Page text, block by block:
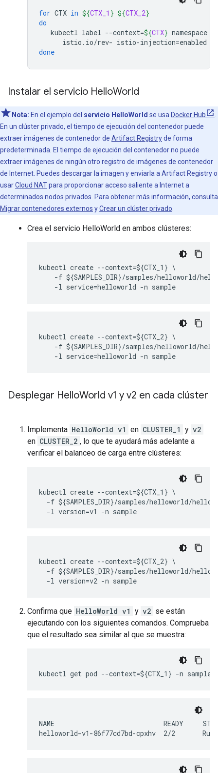
for CTX in ${CTX_1 } ${CTX_2}
do
kubectl label --context=${CTX} namespace
istio.io/rev- istio-injection=enabled
done
Instalar el servicio HelloWorld
Nota: En el ejemplo del servicio HelloWorld se usa Docker Hub
En un clúster privado, el tiempo de ejecución del contenedor puede
extraer imágenes de contenedor de Artifact Registryde forma
predeterminada. El tiempo de ejecución del contenedor no puede
extraer imágenes de ningún otro registro de imágenes de contenedor
de Internet. Puedes descargar la imagen y enviarla a Artifact Registry o
usarCloud NATpara proporcionar acceso saliente a Internet a
determinados nodos privados. Para obtener más información, consulta
Migrar contenedores externos yCrear un clúster privado
Crea el servicio HelloWorld en ambos clústeres:
kubectl create --context=${CTX_1} \
-f ${SAMPLES_DIR}/samples/helloworld/
kubectl create --context=${CTX_2} \
-f ${SAMPLES_DIR}/samples/helloworld/
Desplegar HelloWorld v1 y v2 en cada clúster
Implementa HelloWorld v1 en CLUSTER_1 y v2
en CLUSTER_2 , lo que te ayudará más adelante a
verificar el balanceo de carga entre clústeres:
kubectl create --context=${CTX_1} \
-f ${SAMPLES_DIR}/samples/helloworld/
  -l version=v1 -n sample
kubectl create --context=${CTX_2} \
-f ${SAMPLES_DIR}/samples/helloworld/
  -l version=v2 -n sample
Confirma que HelloWorld v1 y v2 se están
ejecutando con los siguientes comandos. Comprueba
que el resultado sea similar al que se muestra:
kubectl get pod --context=${CTX_1} -n sample
NAME                            READY     STATUS
helloworld-v1-86f77cd7bd-cpxhv  2/2